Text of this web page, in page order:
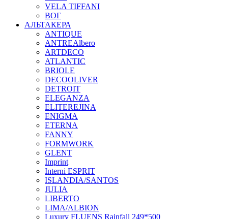
VELA TIFFANI
ВОГ
АЛЬТАКЕРА
ANTIQUE
ANTREAlbero
ARTDECO
ATLANTIC
BRIOLE
DECOOLIVER
DETROIT
ELEGANZA
ELITEREJINA
ENIGMA
ETERNA
FANNY
FORMWORK
GLENT
Imprint
Interni ESPRIT
ISLANDIA/SANTOS
JULIA
LIBERTO
LIMA/ALBION
Luxury FLUENS Rainfall 249*500